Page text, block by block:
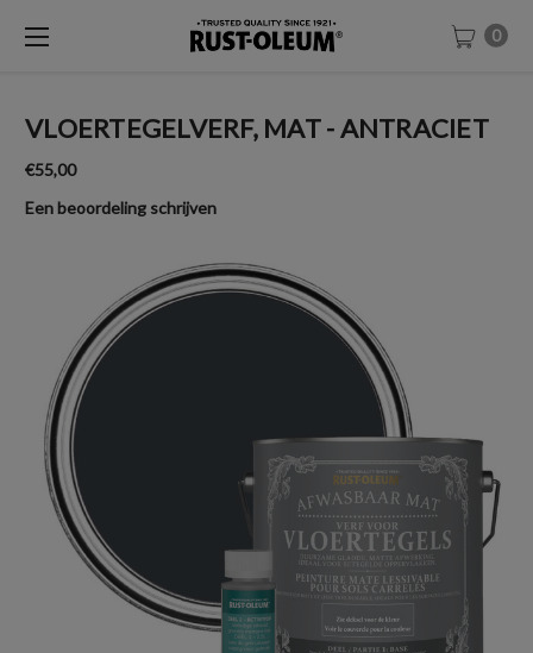
0
VLOERTEGELVERF, MAT - ANTRACIET
€55,00
Een beoordeling schrijven